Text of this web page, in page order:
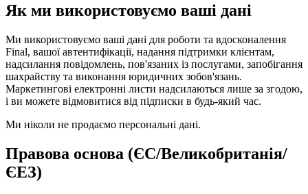
самообслуговуванняSelf-service flows
Мобільний
Resources
Про Final Get to know the team behind Final
Примітки до
випускуWhat's new in our latest release
Довідковий центр
MCP-сервер
Як ми використовуємо ваші дані
Ми використовуємо ваші дані для роботи та вдосконалення
Final, вашої автентифікації, надання підтримки клієнтам,
надсилання повідомлень, пов'язаних із послугами, запобігання
шахрайству та виконання юридичних зобов'язань.
Маркетингові електронні листи надсилаються лише за згодою,
і ви можете відмовитися від підписки в будь-який час.
Ми ніколи не продаємо персональні дані.
Правова основа (ЄС/Великобританія/
ЄЕЗ)